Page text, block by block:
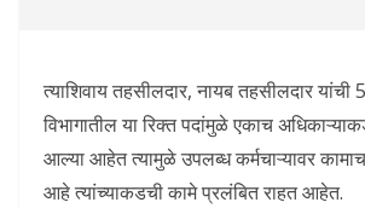
त्याशिवाय तहसीलदार, नायब तहसीलदार
विभागातील या रिक्त पदांमुळे एकाच
आल्या आहेत त्यामुळे उपलब्ध कर्मचाऱ्यावर
आहे त्यांच्याकडची कामे प्रलंबित राहत आहेत.